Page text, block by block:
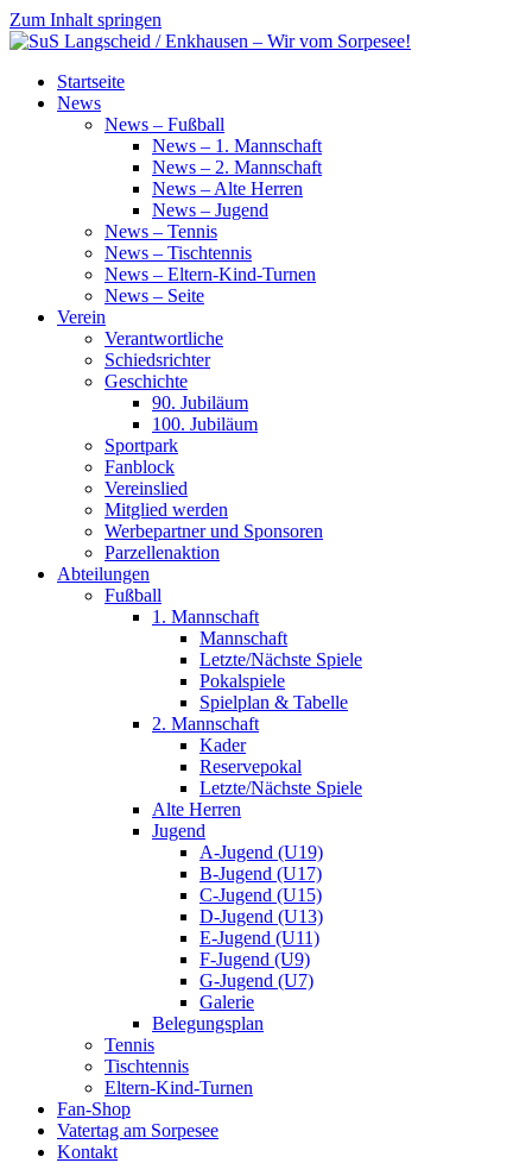
Zum Inhalt springen
SuS
Langscheid
Startseite
News
News – Fußball
News – 1. Mannschaft
News – 2. Mannschaft
News – Alte Herren
News – Jugend
News – Tennis
News – Tischtennis
News – Eltern-Kind-Turnen
News – Seite
Verein
Verantwortliche
Schiedsrichter
Geschichte
90. Jubiläum
100. Jubiläum
Sportpark
Fanblock
Vereinslied
Mitglied werden
Werbepartner und Sponsoren
Parzellenaktion
Abteilungen
Fußball
1. Mannschaft
Mannschaft
Letzte/Nächste Spiele
Pokalspiele
Spielplan & Tabelle
2. Mannschaft
Kader
Reservepokal
Letzte/Nächste Spiele
Alte Herren
Jugend
A-Jugend (U19)
B-Jugend (U17)
C-Jugend (U15)
D-Jugend (U13)
E-Jugend (U11)
F-Jugend (U9)
G-Jugend (U7)
Galerie
Belegungsplan
Tennis
Tischtennis
Eltern-Kind-Turnen
Fan-Shop
Vatertag am Sorpesee
Kontakt